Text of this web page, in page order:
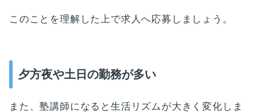
このことを理解した上で求人へ応募しましょう。
夕方夜や土日の勤務が多い
また、塾講師になると生活リズムが大きく変化しま